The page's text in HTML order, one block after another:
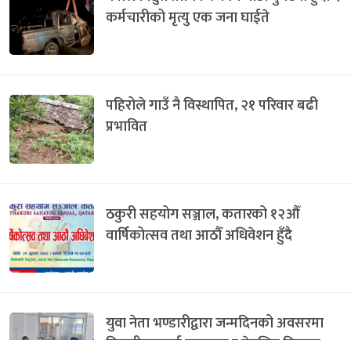
कर्मचारीको मृत्यु एक जना घाईते
पहिरोले गाउँ नै विस्थापित, २१ परिवार बढी
प्रभावित
ठकुरी सहयोग सञ्जाल, कतारको १२औँ
वार्षिकोत्सव तथा आठौँ अधिवेशन हुँदै
युवा नेता भण्डारीद्वारा जन्मदिनको अवसरमा